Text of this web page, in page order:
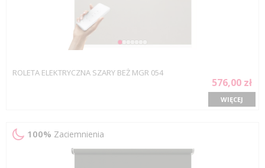
ROLETA ELEKTRYCZNA SZARY BEŻ MGR 054
576,00 zł
WIĘCEJ
100% Zaciemnienia